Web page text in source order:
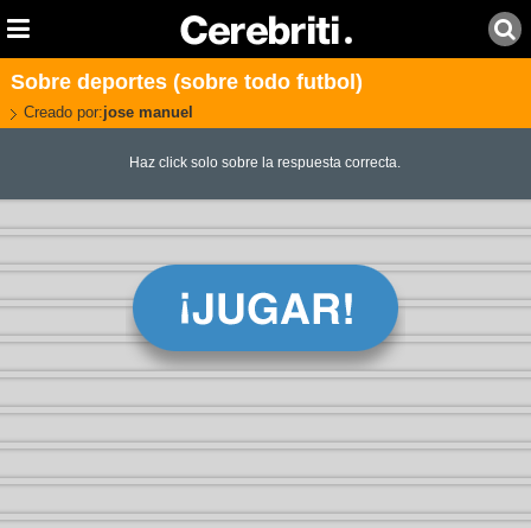
Sobre deportes (sobre todo futbol)
Creado por:jose manuel
Haz click solo sobre la respuesta correcta.